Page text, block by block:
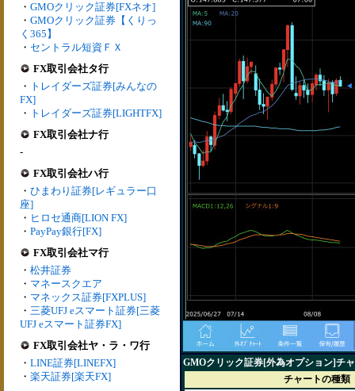
・ GMOクリック証券[FXネオ]
・ GMOクリック証券【くりっ
く365】
・ セントラル短資ＦＸ
FX取引会社タ行
・ トレイダーズ証券[みんなの
FX]
・ トレイダーズ証券[LIGHTFX]
FX取引会社ナ行
-
FX取引会社ハ行
・ ひまわり証券[レギュラー口
座]
・ ヒロセ通商[LION FX]
・ PayPay銀行[FX]
FX取引会社マ行
・ 松井証券
・ マネースクエア
・ マネックス証券[FXPLUS]
・ 三菱UFJ eスマート証券[三菱
UFJ eスマート証券FX]
FX取引会社ヤ・ラ・ワ行
・ LINE証券[LINEFX]
・ 楽天証券[楽天FX]
GMOクリック証券[外為オプション]チ
チャートの種類